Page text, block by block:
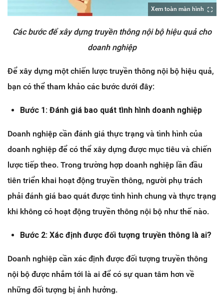
Xem toàn màn hình
Các bước để xây dựng truyền thông nội bộ hiệu quả cho
doanh nghiệp
Để xây dựng một chiến lược truyền thông nội bộ hiệu quả,
bạn có thể tham khảo các bước dưới đây:
Bước 1: Đánh giá bao quát tình hình doanh nghiệp
Doanh nghiệp cần đánh giá thực trạng và tình hình của
doanh nghiệp để có thể xây dựng được mục tiêu và chiến
lược tiếp theo. Trong trường hợp doanh nghiệp lần đầu
tiên triển khai hoạt động truyền thông, người phụ trách
phải đánh giá bao quát được tình hình chung và thực trạng
khi không có hoạt động truyền thông nội bộ như thế nào.
Bước 2: Xác định được đối tượng truyền thông là ai?
Doanh nghiệp cần xác định được đối tượng truyền thông
nội bộ được nhắm tới là ai để có sự quan tâm hơn về
những đối tượng bị ảnh hưởng.